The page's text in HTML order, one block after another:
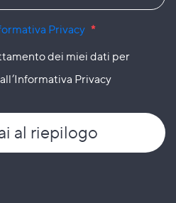
Privacy *
dei miei dati per
Privacy
al riepilogo